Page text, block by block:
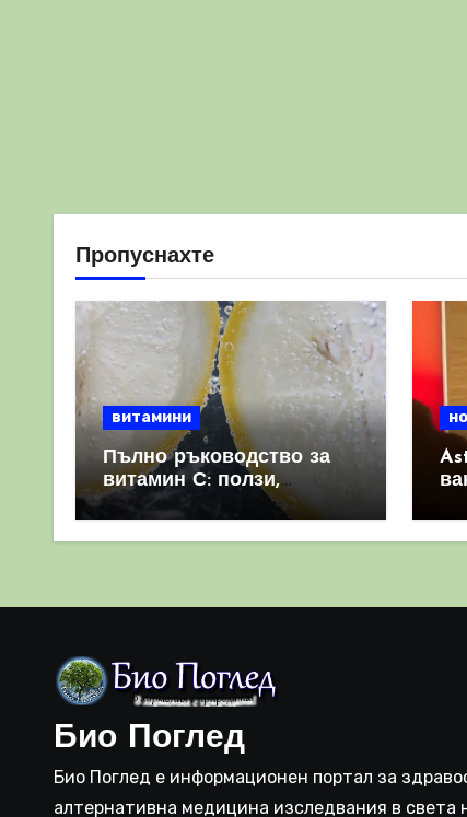
Пропуснахте
витамини
Пълно ръководство за
витамин С: ползи,
източници и защо е
важен за имунната
Био Поглед
Био Поглед е информационен портал за
алтернативна медицина изследвания в